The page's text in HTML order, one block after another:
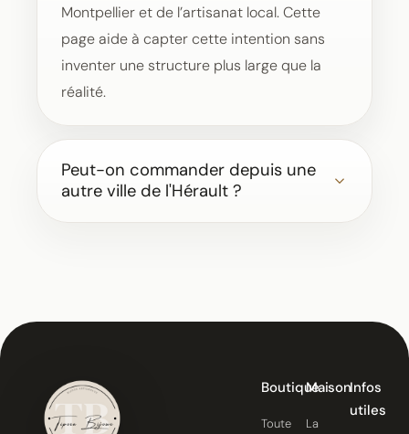
Montpellier et de l’artisanat local. Cette
page aide à capter cette intention sans
inventer une structure plus large que la
réalité.
Peut-on commander depuis une
autre ville de l'Hérault ?
Boutique
Toute
Maison
La
Infos
utiles